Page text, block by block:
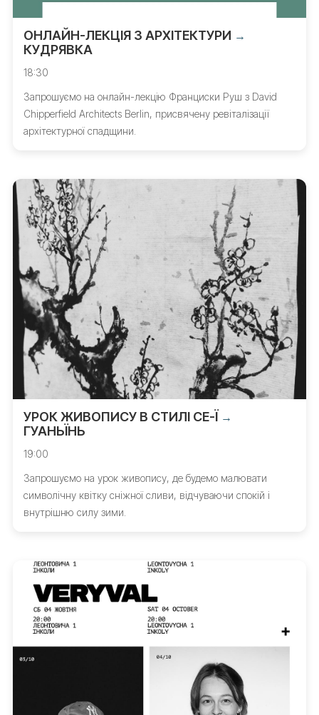
ОНЛАЙН-ЛЕКЦІЯ З АРХІТЕКТУРИ →
КУДРЯВКА
18:30
Запрошуємо на онлайн-лекцію Франциски Руш з David
Chipperfield Architects Berlin, присвячену ревіталізації
архітектурної спадщини.
УРОК ЖИВОПИСУ В СТИЛІ СЕ-Ї →
ГУАНЬЇНЬ
19:00
Запрошуємо на урок живопису, де будемо малювати
символічну квітку сніжної сливи, відчуваючи спокій і
внутрішню силу зими.